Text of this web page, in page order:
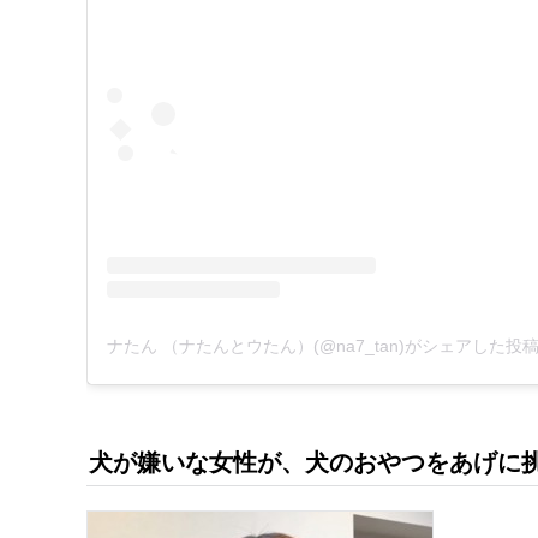
ナたん （ナたんとウたん）(@na7_tan)がシェアした投稿
犬が嫌いな女性が、犬のおやつをあげに